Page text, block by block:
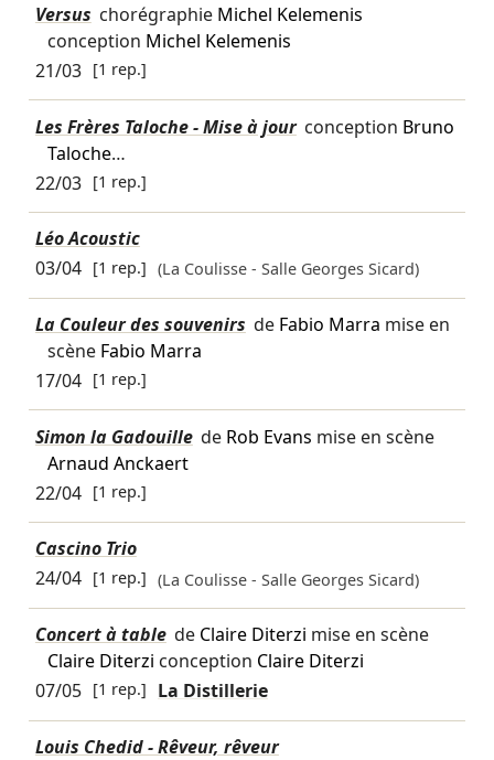
Versus chorégraphie Michel Kelemenis
conception Michel Kelemenis
21/03 [1 rep.]
Les Frères Taloche - Mise à jour conception Bruno
Taloche…
22/03 [1 rep.]
Léo Acoustic
03/04 [1 rep.] (La Coulisse - Salle Georges Sicard)
La Couleur des souvenirs de Fabio Marra mise en
scène Fabio Marra
17/04 [1 rep.]
Simon la Gadouille de Rob Evans mise en scène
Arnaud Anckaert
22/04 [1 rep.]
Cascino Trio
24/04 [1 rep.] (La Coulisse - Salle Georges Sicard)
Concert à table de Claire Diterzi mise en scène
Claire Diterzi conception Claire Diterzi
07/05 [1 rep.] La Distillerie
Louis Chedid - Rêveur, rêveur